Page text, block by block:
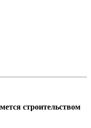
строительством